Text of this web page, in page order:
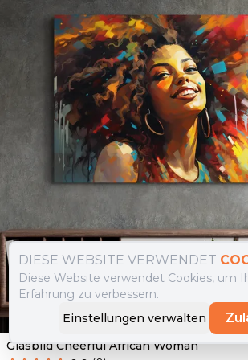
Glasbild Cheerful African Woman
DIESE WEBSITE VERWENDET
Diese Website verwendet Cookies, um
Erfahrung zu verbessern.
Einstellungen verwalten